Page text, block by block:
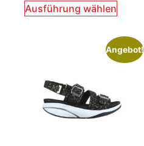
Ausführung wählen
Angebot!